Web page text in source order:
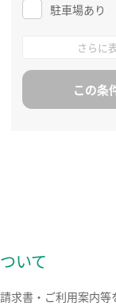
駐車場あり
さらに
いて
求書・ご利用案内等